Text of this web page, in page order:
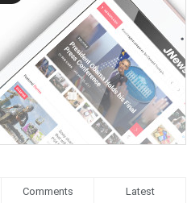
Comments Latest